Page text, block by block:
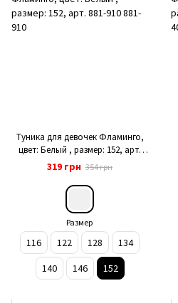
Туника для девочек Фламинго,
цвет: Белый , размер: 152, арт.
881-910
319 грн 354 грн
Размер
116 122 128
134
140
146 152